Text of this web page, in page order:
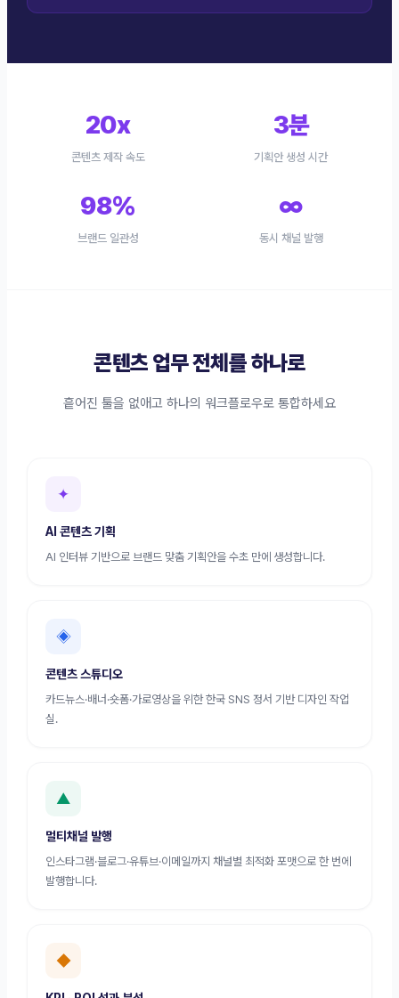
20x
콘텐츠 제작 속도
3분
기획안 생성 시간
98%
브랜드 일관성
∞
동시 채널 발행
콘텐츠 업무 전체를 하나로
흩어진 툴을 없애고 하나의 워크플로우로 통합하세요
✦
AI 콘텐츠 기획
AI 인터뷰 기반으로 브랜드 맞춤 기획안을 수초 만에 생성합니다.
◈
콘텐츠 스튜디오
카드뉴스·배너·숏폼·가로영상을 위한 한국 SNS 정서 기반 디자인 작업
실.
▲
멀티채널 발행
인스타그램·블로그·유튜브·이메일까지 채널별 최적화 포맷으로 한 번에
발행합니다.
◆